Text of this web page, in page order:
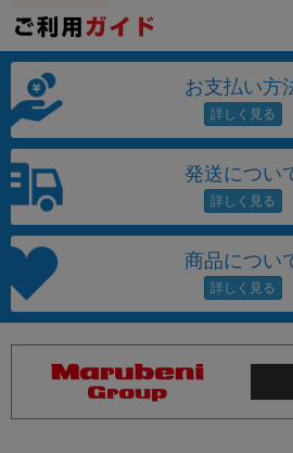
お支払い方
発送につい
商品につい